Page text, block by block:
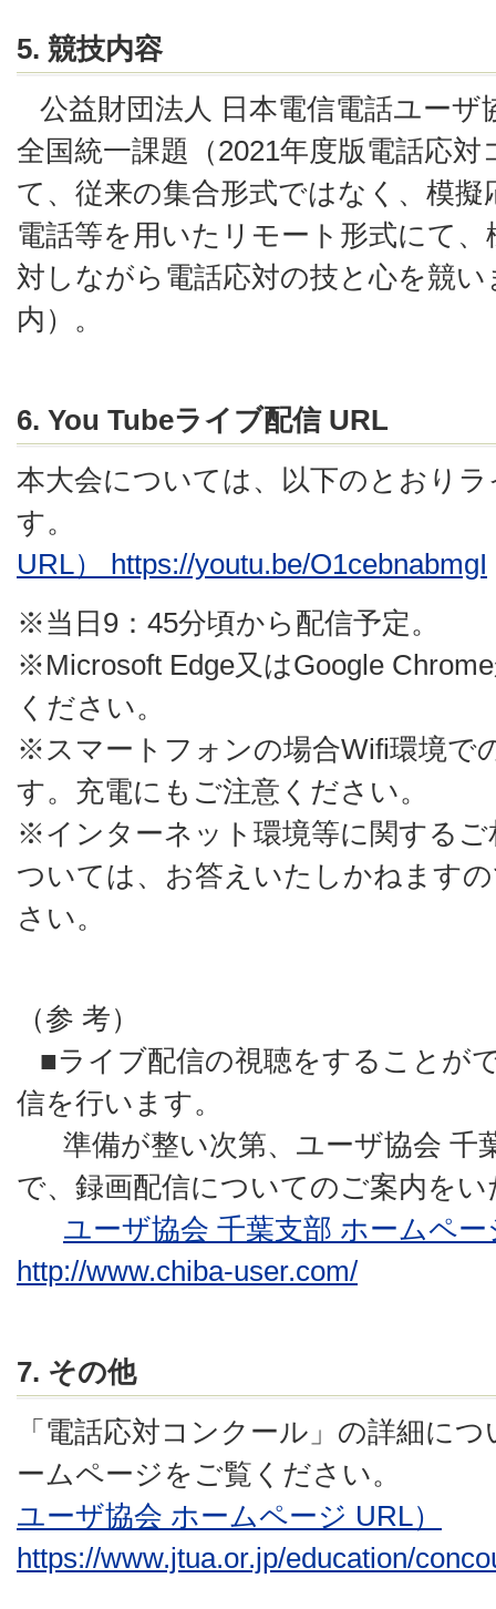
5. 競技内容
公益財団法人 日本電信電話ユーザ
全国統一課題（2021年度版電話応
て、従来の集合形式ではなく、模
電話等を用いたリモート形式にて
対しながら電話応対の技と心を競
内）。
6. You Tubeライブ配信 URL
本大会については、以下のとおり
す。
URL） https://youtu.be/O1cebnabmgI
※当日9：45分頃から配信予定。
※Microsoft Edge又はGoogle
ください。
※スマートフォンの場合Wifi環境で
す。充電にもご注意ください。
※インターネット環境等に関する
ついては、お答えいたしかねます
さい。
（参 考）
■ライブ配信の視聴をすることが
信を行います。
準備が整い次第、ユーザ協会 千
で、録画配信についてのご案内を
ユーザ協会 千葉支部 ホームペー
http://www.chiba-user.com/
7. その他
「電話応対コンクール」の詳細に
ームページをご覧ください。
ユーザ協会 ホームページ URL）
https://www.jtua.or.jp/education/